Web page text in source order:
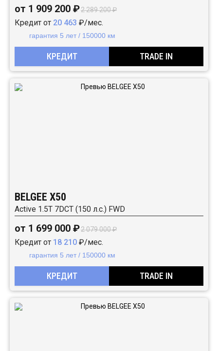
от 1 909 200 ₽2 289 200 ₽
Кредит от 20 463 ₽/мес.
гарантия 5 лет / 150000 км
КРЕДИТ TRADE IN
BELGEE X50
Active 1.5T 7DCT (150 л.с.) FWD
от 1 699 000 ₽2 079 000 ₽
Кредит от 18 210 ₽/мес.
гарантия 5 лет / 150000 км
КРЕДИТ TRADE IN